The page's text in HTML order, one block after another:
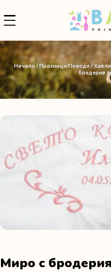
Начало /Празници/Поводи/
бродерия
Миро с